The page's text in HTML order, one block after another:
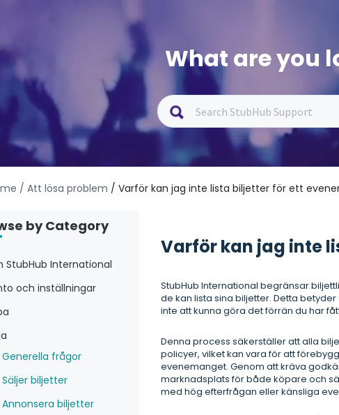
What are you
/ Att lösa problem / Varför kan jag inte lista biljetter för ett
by Category
StubHub International
och inställningar
Generella frågor
Säljer biljetter
Annonsera biljetter
Varför kan jag inte
StubHub International begränsar
de kan lista sina biljetter. Detta
inte att kunna göra det förrän du har
Denna process säkerställer att alla
policyer, vilket kan vara för att
evenemanget. Genom att kräva
marknadsplats för både köpare och
med hög efterfrågan eller känsliga